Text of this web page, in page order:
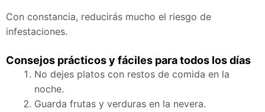
Con constancia, reducirás mucho el riesgo de
infestaciones.
Consejos prácticos y fáciles para todos los días
No dejes platos con restos de comida en la
noche.
Guarda frutas y verduras en la nevera.